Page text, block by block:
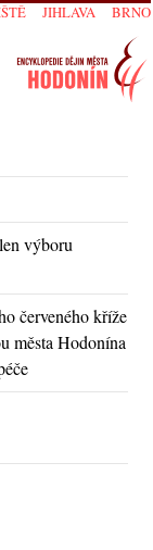
výboru
červeného kříže
města Hodonína
BRNO
JIHLAVA